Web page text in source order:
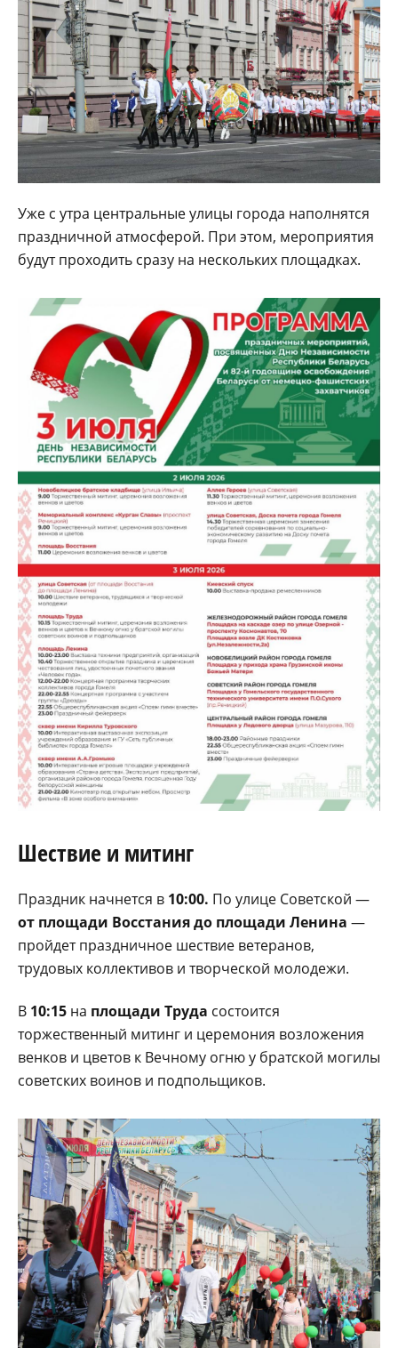
Уже с утра центральные улицы города наполнятся
праздничной атмосферой. При этом, мероприятия
будут проходить сразу на нескольких площадках.
Шествие и митинг
Праздник начнется в 10:00. По улице Советской —
от площади Восстания до площади Ленина —
пройдет праздничное шествие ветеранов,
трудовых коллективов и творческой молодежи.
В 10:15 на площади Труда состоится
торжественный митинг и церемония возложения
венков и цветов к Вечному огню у братской могилы
советских воинов и подпольщиков.